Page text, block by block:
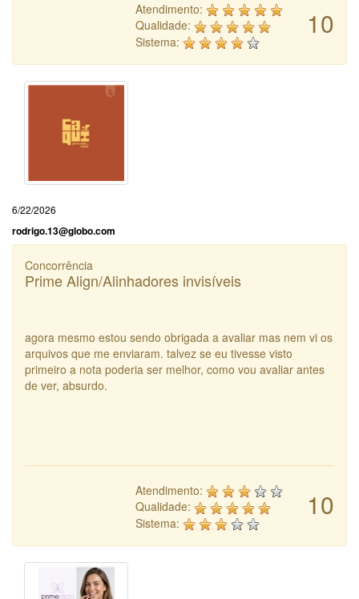
10
Atendimento:
Qualidade:
Sistema:
6/22/2026
rodrigo.13@globo.com
Concorrência
Prime Align/Alinhadores invisíveis
agora mesmo estou sendo obrigada a avaliar mas nem vi os
arquivos que me enviaram. talvez se eu tivesse visto
primeiro a nota poderia ser melhor, como vou avaliar antes
de ver, absurdo.
10
Atendimento:
Qualidade:
Sistema: